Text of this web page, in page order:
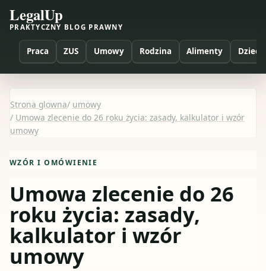
LegalUp
PRAKTYCZNY BLOG PRAWNY
Praca ZUS Umowy Rodzina Alimenty Dzieci
Strona glowna/ umowy
/ Umowa zlecenie do 26 roku życia: zasady, kalkulator i wzór
umowy
WZÓR I OMÓWIENIE
Umowa zlecenie do 26
roku życia: zasady,
kalkulator i wzór
umowy